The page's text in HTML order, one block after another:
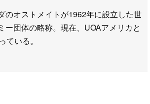
のオストメイトが1962年に設立した世
ー団体の略称。現在、UOAアメリカと
ている。